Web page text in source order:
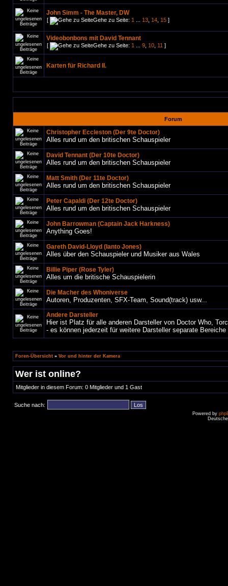
John Simm - The Master, DW
[ Gehe zu Seite: 1 13 14 15 ]
Videobonbons mit David Tennant
[ Gehe zu Seite: 1 9 10 11 ]
Karten für Richard II.
Forum
Christopher Eccleston (Der 9te Doctor)
Alles rund um den britischen Schauspieler
David Tennant (Der 10te Doctor)
Alles rund um den britischen Schauspieler
Matt Smith (Der 11te Doctor)
Alles rund um den britischen Schauspieler
Peter Capaldi (Der 12te Doctor)
Alles rund um den britischen Schauspieler
John Barrowman (Captain Jack Harkness)
Anything Goes!
Gareth David-Lloyd (Ianto Jones)
Alles über den Schauspieler und Musiker aus Wales
Billie Piper (Rose Tyler)
Alles um die britische Schauspielerin
Die Macher des Whoniverse
Autoren, Produzenten, SFX-Team, Sound(track) usw...
Andere Darsteller
Hier ist Platz für alle anderen Darsteller von Doctor Who,
- es können jederzeit für weitere Darsteller separate Bereiche
Foren-Übersicht » Vor und hinter der Kamera
Wer ist online?
Mitglieder in diesem Forum: 0 Mitglieder und 1 Gast
Suche nach:
Powered by